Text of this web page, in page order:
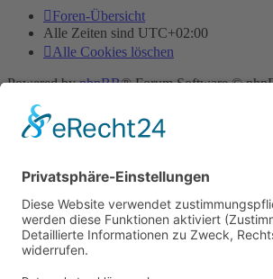
Foren-Übersicht
Alle Zeiten sind UTC+02:00
Alle Cookies löschen
Powered byphpBB® Forum Software ©
Deutsche Übersetzung durch
Datenschutz |Nutzungsbedingungen
Time: 0.010s| Peak Memory Usage: 11.63